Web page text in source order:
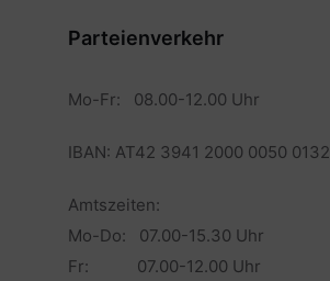
Parteienverkehr
Mo-Fr: 08.00-12.00 Uhr
IBAN: AT42 3941 2000 0050 0132
Amtszeiten:
Mo-Do: 07.00-15.30 Uhr
Fr: 07.00-12.00 Uhr